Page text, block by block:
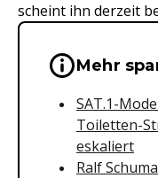
scheint ihn derzeit
Wichtige
Mehr
SAT.1-
Toiletten-
eskaliert
Ralf